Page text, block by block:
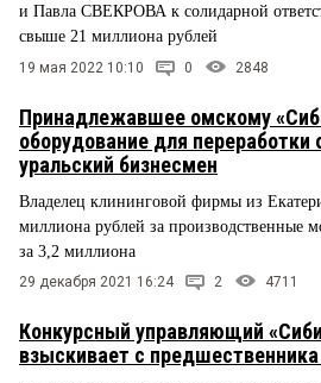
и Павла СВЕКРОВА к солидарной
свыше 21 миллиона рублей
19 мая 2022 10:10 0 2848
Принадлежавшее омскому
оборудование для переработки
уральский бизнесмен
Владелец клининговой фирмы из
миллиона рублей за производственные
за 3,2 миллиона
29 декабря 2021 16:24 2 4711
Конкурсный управляющий
взыскивает с